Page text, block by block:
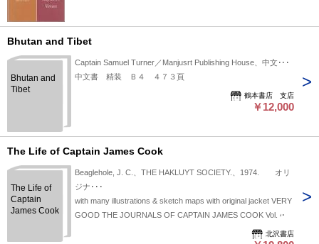
Bhutan and Tibet
Bhutan and
Tibet
Captain Samuel Turner／Manjusrt Publishing House、中文･･･
中文書 精装 Ｂ４ ４７３頁
鶴本書店 支店
￥12,000
The Life of Captain James Cook
The Life of
Captain
James Cook
Beaglehole, J. C.、THE HAKLUYT SOCIETY.、1974. オリ
ジナ･･･
with many illustrations & sketch maps with original jacket VERY
GOOD THE JOURNALS OF CAPTAIN JAMES COOK Vol. 4
北沢書店